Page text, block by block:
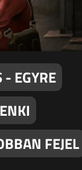
EGYRE
FEJEL